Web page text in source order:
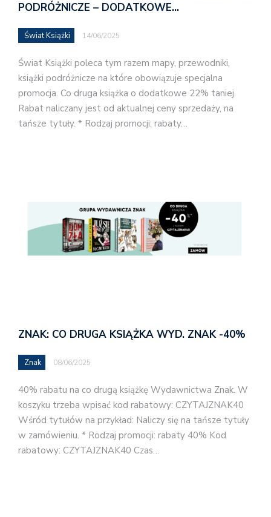
PODRÓŻNICZE – DODATKOWE…
Świat Książki 14/06/2025
Świat Książki poleca tym razem mapy, przewodniki,
książki podróżnicze na które obowiązuje specjalna
promocja. Co druga książka o dodatkowe 22% taniej.
Rabat naliczany jest od aktualnej ceny sprzedaży, na
tańsze tytuły. * Rodzaj promocji: rabaty…
ZNAK: CO DRUGA KSIĄŻKA WYD. ZNAK -40%
Znak 08/06/2025
40% rabatu na co drugą książkę Wydawnictwa Znak. W
koszyku trzeba wpisać kod rabatowy: CZYTAJZNAK40
Wśród tytułów na przykład: Naliczy się na tańsze tytuły
w zamówieniu. * Rodzaj promocji: rabaty 40% Kod
rabatowy: CZYTAJZNAK40 Czas…